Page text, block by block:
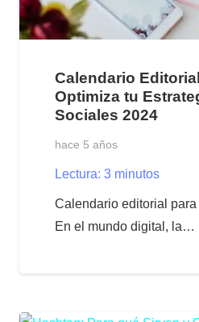
Calendario
Optimiza tu
Sociales 2024
hace 5 años
Lectura: 3 minutos
Calendario editorial
En el mundo digital, la…